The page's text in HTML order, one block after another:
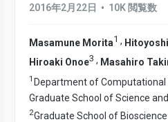
2016年2月22日 • 10K 閲覧数
Masamune Morita1 ,
Hiroaki Onoe3 , Masahiro
1 Department of
Graduate School of Science
2Graduate School of